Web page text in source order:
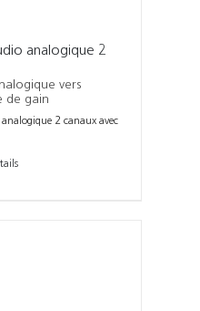
analogique 2
vers
de gain
2 canaux avec